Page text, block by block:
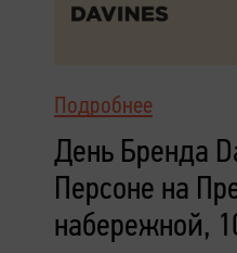
Подробнее
День Бренда
Персоне на
набережной,